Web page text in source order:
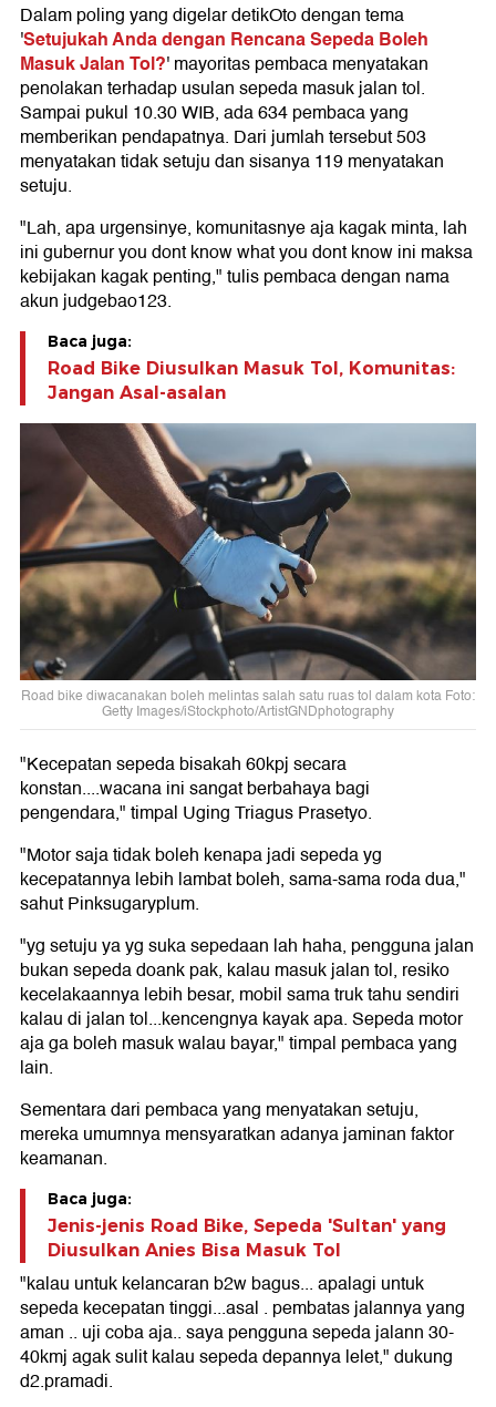
Dalam poling yang digelar detikOto dengan tema
'Setujukah Anda dengan Rencana Sepeda Boleh
Masuk Jalan Tol?' mayoritas pembaca menyatakan
penolakan terhadap usulan sepeda masuk jalan tol.
Sampai pukul 10.30 WIB, ada 634 pembaca yang
memberikan pendapatnya. Dari jumlah tersebut 503
menyatakan tidak setuju dan sisanya 119 menyatakan
setuju.
"Lah, apa urgensinye, komunitasnye aja kagak minta, lah
ini gubernur you dont know what you dont know ini maksa
kebijakan kagak penting," tulis pembaca dengan nama
akun judgebao123.
Baca juga:
Road Bike Diusulkan Masuk Tol, Komunitas:
Jangan Asal-asalan
Road bike diwacanakan boleh melintas salah satu ruas tol dalam kota Foto:
Getty Images/iStockphoto/ArtistGNDphotography
"Kecepatan sepeda bisakah 60kpj secara
konstan....wacana ini sangat berbahaya bagi
pengendara," timpal Uging Triagus Prasetyo.
"Motor saja tidak boleh kenapa jadi sepeda yg
kecepatannya lebih lambat boleh, sama-sama roda dua,"
sahut Pinksugaryplum.
"yg setuju ya yg suka sepedaan lah haha, pengguna jalan
bukan sepeda doank pak, kalau masuk jalan tol, resiko
kecelakaannya lebih besar, mobil sama truk tahu sendiri
kalau di jalan tol...kencengnya kayak apa. Sepeda motor
aja ga boleh masuk walau bayar," timpal pembaca yang
lain.
Sementara dari pembaca yang menyatakan setuju,
mereka umumnya mensyaratkan adanya jaminan faktor
keamanan.
Baca juga:
Jenis-jenis Road Bike, Sepeda 'Sultan' yang
Diusulkan Anies Bisa Masuk Tol
"kalau untuk kelancaran b2w bagus... apalagi untuk
sepeda kecepatan tinggi...asal . pembatas jalannya yang
aman .. uji coba aja.. saya pengguna sepeda jalann 30-
40kmj agak sulit kalau sepeda depannya lelet," dukung
d2.pramadi.